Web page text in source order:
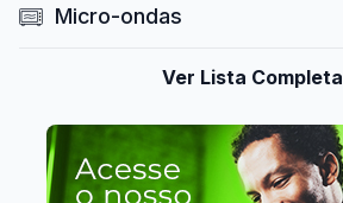
Micro-ondas
Ver Lista Completa